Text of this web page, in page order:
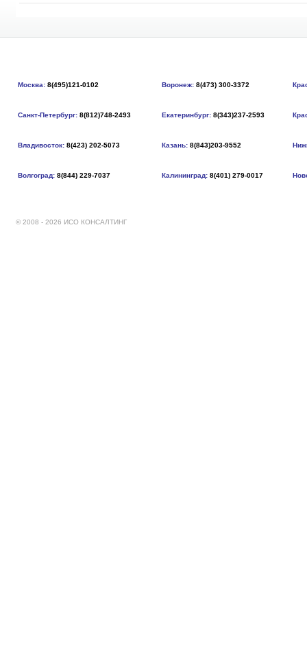
Москва: 8(495)121-0102 Воронеж: 8(473) 300-3372
Санкт-Петербург: 8(812)748-2493 Екатеринбург: 8(343)237-2593
Владивосток: 8(423) 202-5073 Казань: 8(843)203-9552
Волгоград: 8(844) 229-7037 Калининград: 8(401) 279-0017
© 2008 - 2026 ИСО КОНСАЛТИНГ